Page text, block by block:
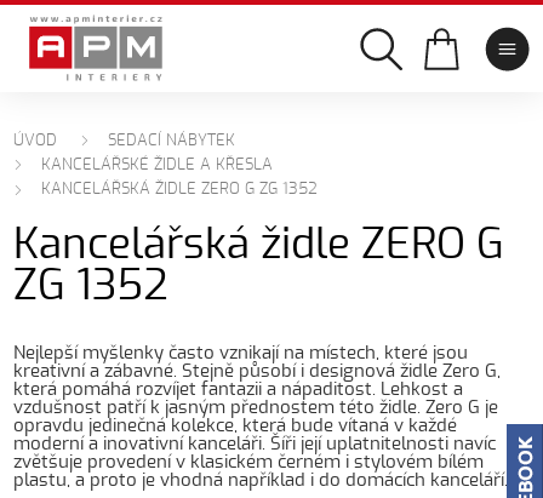
ÚVOD
SEDACÍ NÁBYTEK
KANCELÁŘSKÉ ŽIDLE A KŘESLA
KANCELÁŘSKÁ ŽIDLE ZERO G ZG 1352
Kancelářská židle ZERO G
ZG 1352
Nejlepší myšlenky často vznikají na místech, které jsou
kreativní a zábavné. Stejně působí i designová židle Zero G,
která pomáhá rozvíjet fantazii a nápaditost. Lehkost a
vzdušnost patří k jasným přednostem této židle. Zero G je
opravdu jedinečná kolekce, která bude vítaná v každé
moderní a inovativní kanceláři. Šíři její uplatnitelnosti navíc
zvětšuje provedení v klasickém černém i stylovém bílém
plastu, a proto je vhodná například i do domácích kanceláří.